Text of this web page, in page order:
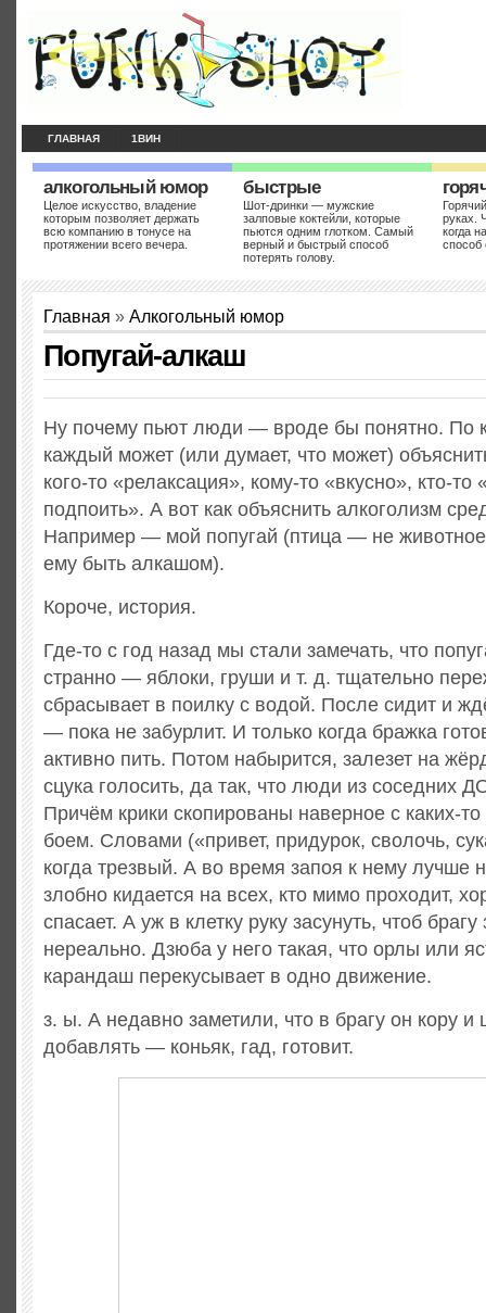
ГЛАВНАЯ 1ВИН
алкогольный юмор
Целое искусство, владение
которым позволяет держать
всю компанию в тонусе на
протяжении всего вечера.
быстрые
Шот-дринки — мужские
залповые коктейли, которые
пьются одним глотком. Самый
верный и быстрый способ
потерять голову.
руках.
когда
способ
Главная » Алкогольный юмор
Попугай-алкаш
Ну почему пьют люди — вроде бы понятно. По
каждый может (или думает, что может)
кого-то «релаксация», кому-то «вкусно», кто-то
подпоить». А вот как объяснить алкоголизм
Например — мой попугай (птица — не
ему быть алкашом).
Короче, история.
Где-то с год назад мы стали замечать, что
странно — яблоки, груши и т. д. тщательно
сбрасывает в поилку с водой. После сидит и
— пока не забурлит. И только когда бражка
активно пить. Потом набырится, залезет на
сцука голосить, да так, что люди из соседних
Причём крики скопированы наверное с каких-
боем. Словами («привет, придурок, сволочь,
когда трезвый. А во время запоя к нему лучше
злобно кидается на всех, кто мимо проходит,
спасает. А уж в клетку руку засунуть, чтоб
нереально. Дзюба у него такая, что орлы или
карандаш перекусывает в одно движение.
з. ы. А недавно заметили, что в брагу он кору и
добавлять — коньяк, гад, готовит.